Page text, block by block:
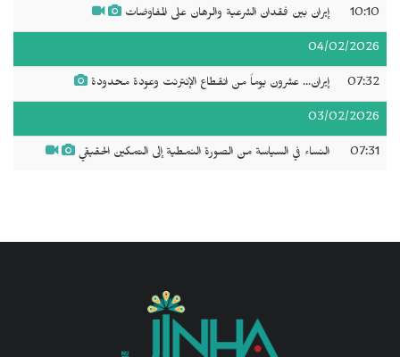
10:10 إيران بين فقدان الشرعية والرهان على المفاوضات
04/02/2026
07:32 إيران... عشرون يوماً من انقطاع الإنترنت وعودة محدودة
03/02/2026
07:31 النساء في السياسة من الصورة النمطية إلى التمكين الحقيقي